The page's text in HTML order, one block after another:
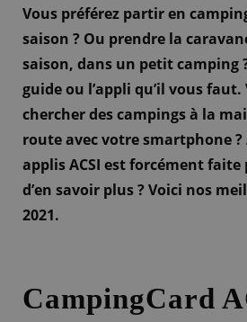
Vous préférez partir en
saison ? Ou prendre la
saison, dans un petit camping
guide ou l’appli qu’il vous faut.
chercher des campings à la
route avec votre smartphone ?
applis ACSI est forcément faite
d’en savoir plus ? Voici nos
2021.
CampingCard